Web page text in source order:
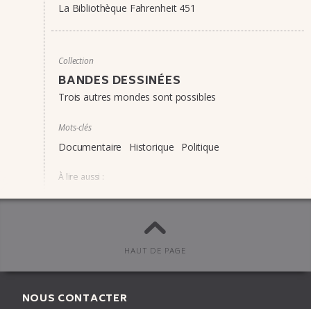
La Bibliothèque Fahrenheit 451
Collection
BANDES DESSINÉES
Trois autres mondes sont possibles
Mots-clés
Documentaire Historique Politique
À lire aussi :
Les Régions recu­lées du cerveau
Le petit doigt sous la guillo­­tine
Coffret Petite histoire des colo­nies françaises
HAUT DE PAGE
NOUS CONTACTER